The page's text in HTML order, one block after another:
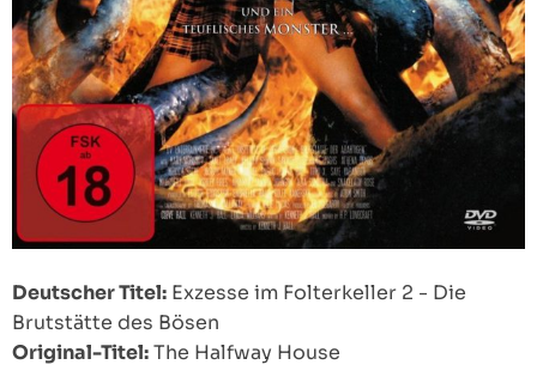
Deutscher Titel: Exzesse im Folterkeller 2 - Die
Brutstätte des Bösen
Original-Titel:The Halfway House